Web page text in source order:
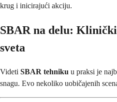
krug i inicirajući akciju.
SBAR na delu:
sveta
Videti SBAR tehniku u praksi je
snagu. Evo nekoliko uobičajenih